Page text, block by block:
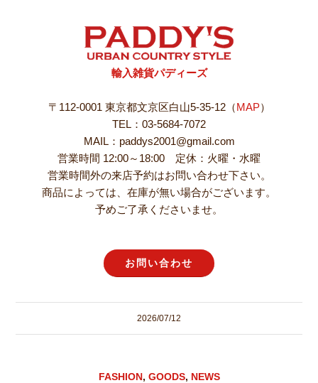
輸入雑貨パディーズ
〒112-0001 東京都文京区白山5-35-12（MAP）
TEL：03-5684-7072
MAIL：paddys2001@gmail.com
営業時間 12:00～18:00 定休：火曜・水曜
営業時間外の来店予約はお問い合わせ下さい。
商品によっては、在庫が無い場合がございます。
予めご了承くださいませ。
お問い合わせ
2026/07/12
FASHION, GOODS, NEWS